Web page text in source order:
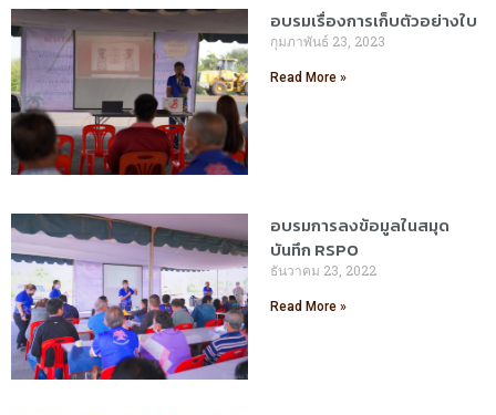
อบรมเรื่องการเก็บตัวอย่างใบ
กุมภาพันธ์ 23, 2023
Read More »
อบรมการลงข้อมูลในสมุด
บันทึก RSPO
ธันวาคม 23, 2022
Read More »